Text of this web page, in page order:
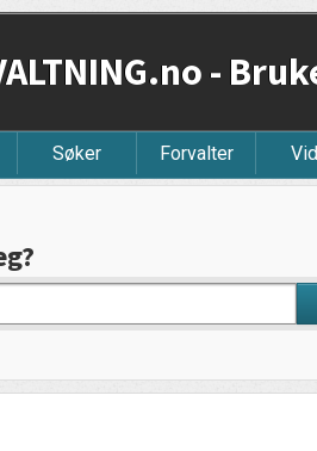
-
Søker Forvalter